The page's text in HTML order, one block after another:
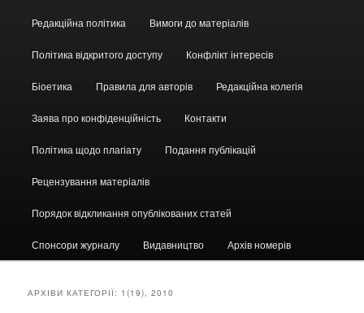
Редакційна політика Вимоги до матеріалів
Політика відкритого доступу Конфлікт інтересів
Біоетика Правила для авторів Редакційна колегія
Заява про конфіденційність Контакти
Політика щодо плагіату Подання публікацій
Рецензування матеріалів
Порядок відкликання опублікованих статей
Спонсори журналу Видавництво Архів номерів
АРХІВИ КАТЕГОРІЇ: 1(19), 2010